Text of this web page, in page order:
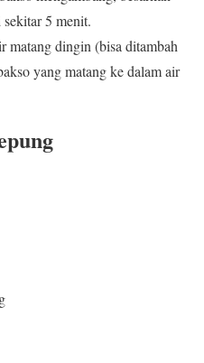
5 menit.
matang dingin (bisa ditambah
yang matang ke dalam air